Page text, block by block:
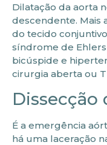
Dilatação da aorta
descendente. Mais
do tecido
síndrome de
bicúspide e
cirurgia aberta ou
Dissecção
É a emergência
há uma laceração